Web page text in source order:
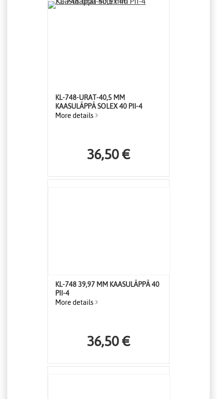
KL-748-URAT-40,5 MM
KAASULÄPPÄ SOLEX 40 PII-4
More details
36,50 €
KL-748 39,97 MM KAASULÄPPÄ 40
PII-4
More details
36,50 €